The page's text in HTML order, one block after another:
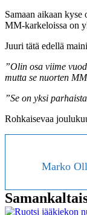
Samaan aikaan
MM-karkeloissa on
Juuri tätä edellä
”Olin osa viime
mutta se nuorten
”Se on yksi
Rohkaisevaa
Marko